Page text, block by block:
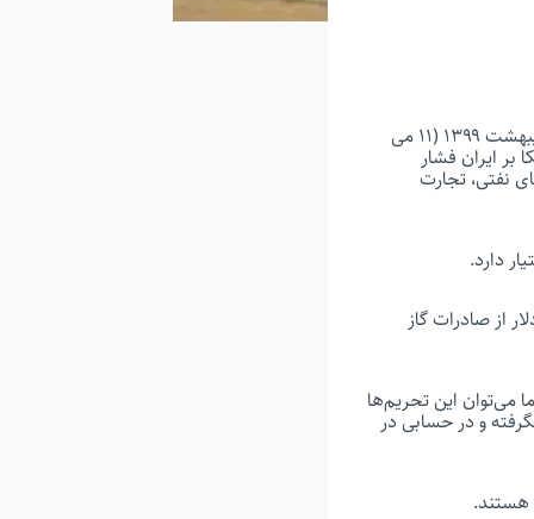
آیا گاز طبیعی تحریم بعدی ایران است؟ بنیاد دفاع از دموکراسی‌های آمریکا (FDD) بیست‌ودوم اردیبهشت ۱۳۹۹ (۱۱ می
بر ایران فشار
نفتی، تجارت
دارد.
۲۰۱۹ به مجلس ارائه شد، دولت انتظار دارد ۴ میلیارد دلار از صادرات گاز
می‌توان این تحریم‌ها
و در حسابی در
هستند.